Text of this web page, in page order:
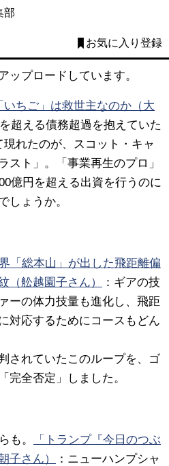
部
お気に入り登録
ップロードしています。
ちご」は救世主なのか（大
超える債務超過を抱えていた
れたのが、 スコット ・キャ
スト 」。「事業再生のプロ」
億円を超える出資を行うのに
しょうか。
「総本山」が出した飛距離偏
（舩越園子さん）
： ギアの技
ーの体力技量も進化し、飛距
対応するためにコースもどん
されていたこのループを、ゴ
完全否定」しました。
も。
「トランプ『今日のつぶ
子さん）
： ニューハンプシャ